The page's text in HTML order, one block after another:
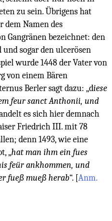
zu sein. Übrigens hat
Namen des
Gangränen bezeichnet: den
sogar den ulcerösen
wurde 1448 der Vater von
von einem Bären
Berler sagt dazu: „diese
feur sanct Anthonii, und
es sich hier demnach
Friedrich III. mit 78
denn 1493, wie eine
„hat man ihm ein fues
feür ankhommen, und
fueß mueß herab“. [Anm.